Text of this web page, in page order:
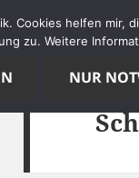
Cookies helfen
zu. Weitere
NUR